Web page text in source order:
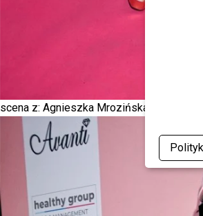
scena z: Agnieszka Mrozińska, Alex